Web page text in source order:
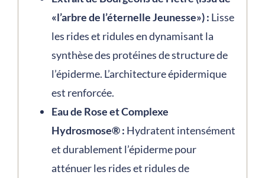
«l’arbre de l’éternelle Jeunesse») : Lisse
les rides et ridules en dynamisant la
synthèse des protéines de structure de
l’épiderme. L’architecture épidermique
est renforcée.
Eau de Rose et Complexe
Hydrosmose® : Hydratent intensément
et durablement l’épiderme pour
atténuer les rides et ridules de